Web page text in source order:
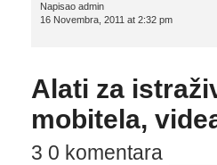
Napisao admin
16 Novembra, 2011 at 2:32 pm
Alati za
mobitela,
3 0 komentara